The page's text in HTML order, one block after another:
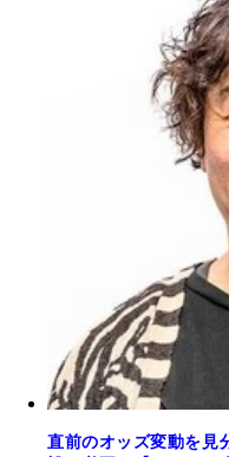
直前のオッズ変動を見